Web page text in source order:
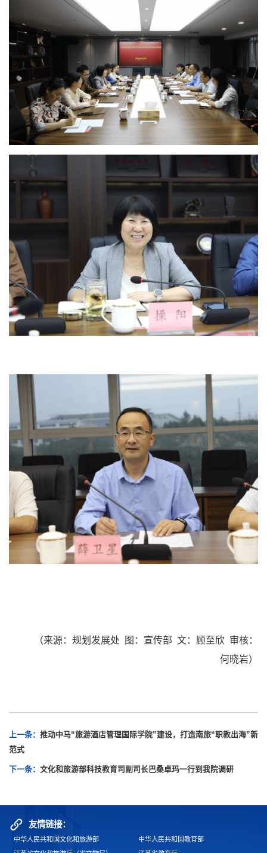
（来源：规划发展处 图：宣传部 文：顾至欣 审核：
何晓岩）
上一条： 推动中马“旅游酒店管理国际学院”建设，打造南旅“职教出海”新
范式
下一条： 文化和旅游部科技教育司副司长巴桑卓玛一行到我院调研
友情链接：
中华人民共和国文化和旅游部
中华人民共和国教育部